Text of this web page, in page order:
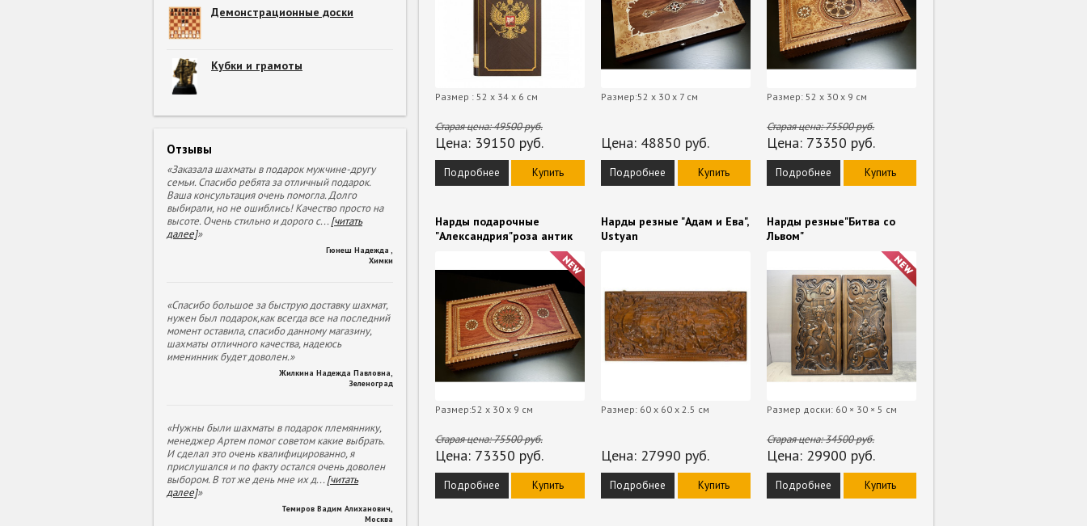
Демонстрационные доски
Кубки и грамоты
Отзывы
«Заказала шахматы в подарок мужчине-другу
семьи. Спасибо ребята за отличный подарок.
Ваша консультация очень помогла. Долго
выбирали, но не ошиблись! Качество просто на
высоте. Очень стильно и дорого с...[читать
далее]»
Гюнеш Надежда
Химки
«Спасибо большое за быструю доставку шахмат,
нужен был подарок,как всегда все на последний
момент оставила, спасибо данному магазину,
шахматы отличного качества, надеюсь
именинник будет доволен.»
Жилкина Надежда Павловна
Зеленоград
«Нужны были шахматы в подарок племяннику,
менеджер Артем помог советом какие выбрать.
И сделал это очень квалифицированно, я
прислушался и по факту остался очень доволен
выбором. В тот же день мне их д...[читать
далее]»
Темиров Вадим Алиханович
Москва
Размер : 52 x 34 x 6 см
Старая цена:49500руб.
Цена: 39150 руб.
Подробнее Купить
Размер:52 х 30 х 7 см
Цена: 48850 руб.
Подробнее Купить
Размер: 52 х 30 х 9 см
Старая цена:75500руб.
Цена: 73350 руб.
Подробнее Купить
Нарды подарочные
"Александрия"роза антик
Размер:52 х 30 х 9 см
Старая цена:75500руб.
Цена: 73350 руб.
Подробнее Купить
Нарды резные "Адам и Ева",
Ustyan
Размер: 60 x 60 x 2.5 см
Цена: 27990 руб.
Подробнее Купить
Нарды резные"Битва со
Львом"
Размер доски: 60 × 30 × 5 см
Старая цена:34500руб.
Цена: 29900 руб.
Подробнее Купить